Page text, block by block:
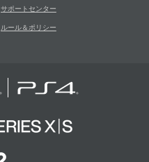
サポートセンター
ルール＆ポリシー